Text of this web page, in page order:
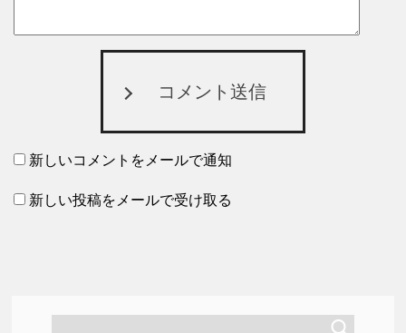
コメント送信
新しいコメントをメールで通知
新しい投稿をメールで受け取る